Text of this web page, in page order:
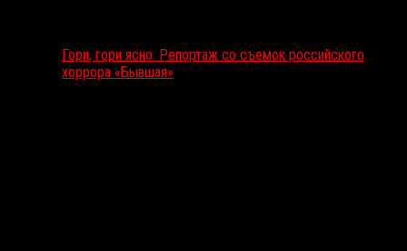
Гори, гори ясно: Репортаж со съемок российского
хоррора «Бывшая»